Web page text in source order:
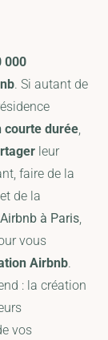
000
. Si autant de
courte durée,
leur
faire de la
de la
à Paris,
vous
Airbnb.
: la création
vos